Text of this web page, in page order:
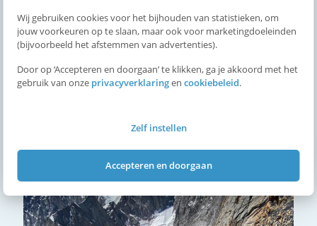
Wij gebruiken cookies voor het bijhouden van statistieken, om
jouw voorkeuren op te slaan, maar ook voor marketingdoeleinden
(bijvoorbeeld het afstemmen van advertenties).
Door op ‘Accepteren en doorgaan’ te klikken, ga je akkoord met het
gebruik van onze privacyverklaringencookiebeleid.
Zelf instellen
Accepteren en doorgaan
e
l
n
Volg de SKT3 op jouw manier